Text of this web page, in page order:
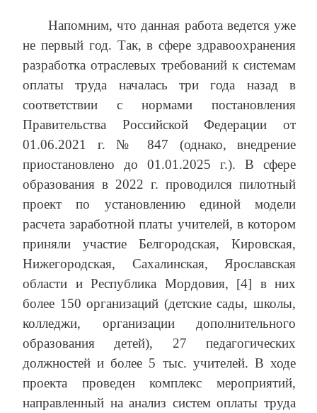
Напомним, что данная работа ведется уже
не первый год. Так, в сфере здравоохранения
разработка отраслевых требований к системам
оплаты труда началась три года назад в
соответствии с нормами постановления
Правительства Российской Федерации от
01.06.2021 г. № 847 (однако, внедрение
приостановлено до 01.01.2025 г.). В сфере
образования в 2022 г. проводился пилотный
проект по установлению единой модели
расчета заработной платы учителей, в котором
приняли участие Белгородская, Кировская,
Нижегородская, Сахалинская, Ярославская
области и Республика Мордовия, [4] в них
более 150 организаций (детские сады, школы,
колледжи, организации дополнительного
образования детей), 27 педагогических
должностей и более 5 тыс. учителей. В ходе
проекта проведен комплекс мероприятий,
направленный на анализ систем оплаты труда